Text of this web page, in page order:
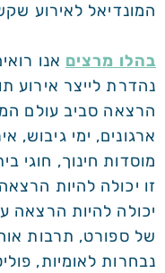
המונדיאל לאירוע
בהלו מרצים אנו
נהדרת לייצר אירוע
הרצאה סביב עולם
ארגונים, ימי גיבוש,
מוסדות חינוך, חוגי
זו יכולה להיות
יכולה להיות הרצאה
של ספורט, תרבות
נבחרות לאומיות,